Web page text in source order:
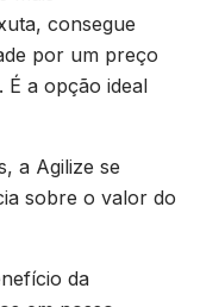
consegue
por um preço
É a opção ideal
a Agilize se
sobre o valor do
da